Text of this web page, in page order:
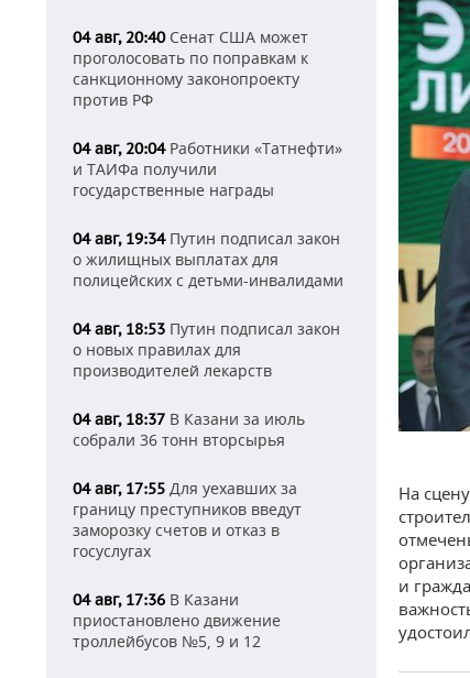
04 авг, 20:40Сенат США может
проголосовать по поправкам к
санкционному законопроекту
против РФ
04 авг, 20:04Работники «Татнефти»
и ТАИФа получили
государственные награды
04 авг, 19:34Путин подписал закон
о жилищных выплатах для
полицейских с детьми-инвалидами
04 авг, 18:53 Путин подписал закон
о новых правилах для
производителей лекарств
04 авг, 18:37 В Казани за июль
собрали 36 тонн вторсырья
04 авг, 17:55 Для уехавших за
границу преступников введут
заморозку счетов и отказ в
госуслугах
04 авг, 17:36 В Казани
приостановлено движение
троллейбусов №5, 9 и 12
На
и